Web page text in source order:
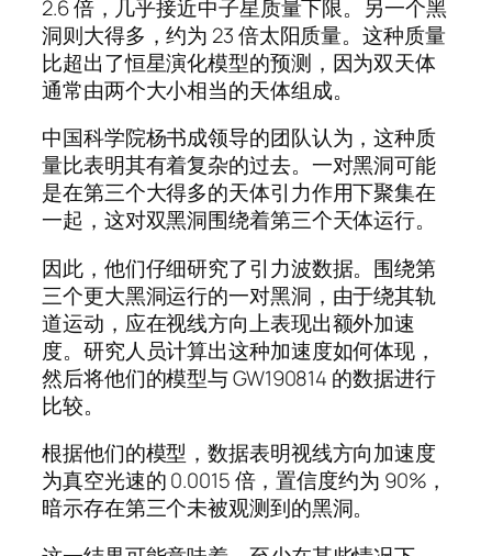
2.6 倍，几乎接近中子星质量下限。另一个黑
洞则大得多，约为 23 倍太阳质量。这种质量
比超出了恒星演化模型的预测，因为双天体
通常由两个大小相当的天体组成。
中国科学院杨书成领导的团队认为，这种质
量比表明其有着复杂的过去。一对黑洞可能
是在第三个大得多的天体引力作用下聚集在
一起，这对双黑洞围绕着第三个天体运行。
因此，他们仔细研究了引力波数据。围绕第
三个更大黑洞运行的一对黑洞，由于绕其轨
道运动，应在视线方向上表现出额外加速
度。研究人员计算出这种加速度如何体现，
然后将他们的模型与 GW190814 的数据进行
比较。
根据他们的模型，数据表明视线方向加速度
为真空光速的 0.0015 倍，置信度约为 90%，
暗示存在第三个未被观测到的黑洞。